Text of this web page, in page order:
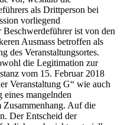
als Drittperson bei
vorliegend
Beschwerdeführer ist von den
Ausmass betroffen als
des Veranstaltungsortes.
die Legitimation zur
vom 15. Februar 2018
Veranstaltung G“ wie auch
mangelnden
Auf die
Der Entscheid der